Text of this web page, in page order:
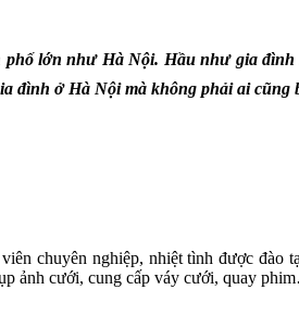
lớn như Hà Nội. Hầu như gia
đình ở Hà Nội mà không phải ai cũng
chuyên nghiệp, nhiệt tình được đào
ảnh cưới, cung cấp váy cưới, quay